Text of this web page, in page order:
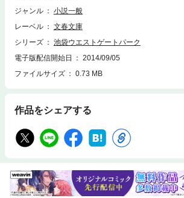
ジャンル
小説一般
レーベル
文春文庫
シリーズ
池袋ウエストゲートパーク
電子版配信開始日
2014/09/05
ファイルサイズ
0.73 MB
作品をシェアする